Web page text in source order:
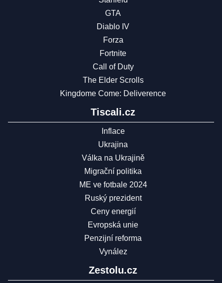
GTA
Diablo IV
Forza
Fortnite
Call of Duty
The Elder Scrolls
Kingdome Come: Deliverence
Tiscali.cz
Inflace
Ukrajina
Válka na Ukrajině
Migrační politika
ME ve fotbale 2024
Ruský prezident
Ceny energií
Evropská unie
Penzijní reforma
Vynález
Zestolu.cz